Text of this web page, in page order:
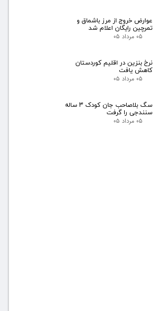
عوارض خروج از مرز باشماق و
تمرچین رایگان اعلام شد
۰۵ مرداد ۰۵
نرخ بنزین در اقلیم کوردستان
کاهش یافت
۰۵ مرداد ۰۵
سگ بلاصاحب جان کودک ۳ ساله
سنندجی را گرفت
۰۵ مرداد ۰۵